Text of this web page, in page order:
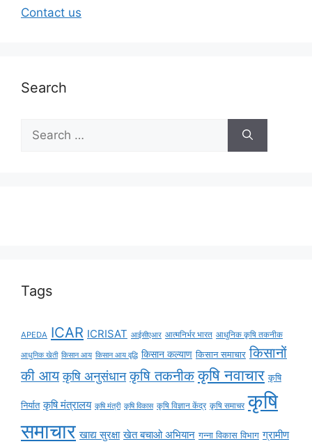
Contact us
Search
Tags
APEDA ICAR ICRISAT आईसीएआर आत्मनिर्भर भारत आधुनिक कृषि तकनीक
आधुनिक खेती किसान आय किसान आय वृद्धि किसान कल्याण किसान समाचार किसानों
की आय कृषि अनुसंधान कृषि तकनीक कृषि नवाचार कृषि
निर्यात कृषि मंत्रालय कृषि मंत्री कृषि विकास कृषि विज्ञान केंद्र कृषि समाचर कृषि
समाचार खाद्य सुरक्षा खेत बचाओ अभियान गन्ना विकास विभाग ग्रामीण